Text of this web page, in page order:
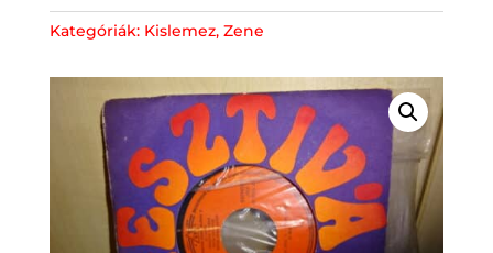
Kategóriák: Kislemez, Zene